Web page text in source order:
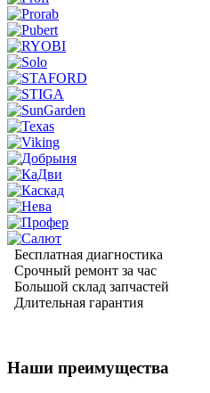
Бесплатная диагностика
Срочный ремонт за час
Большой склад запчастей
Длительная гарантия
Наши преимущества